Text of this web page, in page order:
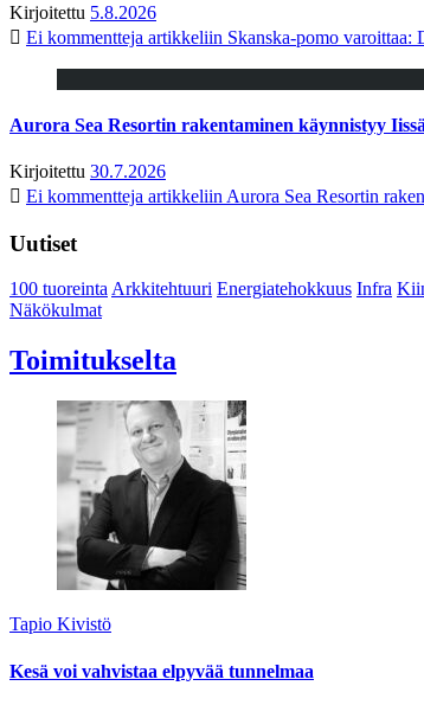
Kirjoitettu 5.8.2026
Ei kommentteja artikkeliin Skanska-pomo varoittaa:
Aurora Sea Resortin rakentaminen käynnistyy Iissä
Kirjoitettu 30.7.2026
Ei kommentteja artikkeliin Aurora Sea Resortin
Uutiset
100 tuoreintaArkkitehtuuri Energiatehokkuus Infra
Näkökulmat
Toimitukselta
Tapio Kivistö
Kesä voi vahvistaa elpyvää tunnelmaa